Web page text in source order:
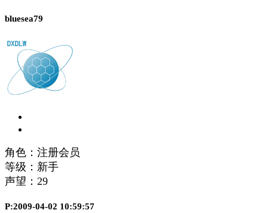
bluesea79
角色：注册会员
等级：新手
声望： 29
P:2009-04-02 10:59:57